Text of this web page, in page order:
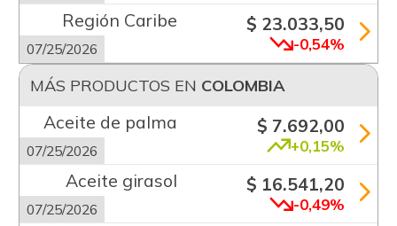
Región Caribe
07/25/2026
$ 23.033,50
-0,54%
MÁS PRODUCTOS EN COLOMBIA
Aceite de palma
07/25/2026
$ 7.692,00
+0,15%
Aceite girasol
07/25/2026
$ 16.541,20
-0,49%